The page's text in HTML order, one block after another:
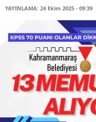
YAYINLAMA: 24 Ekim 2025 - 09:39